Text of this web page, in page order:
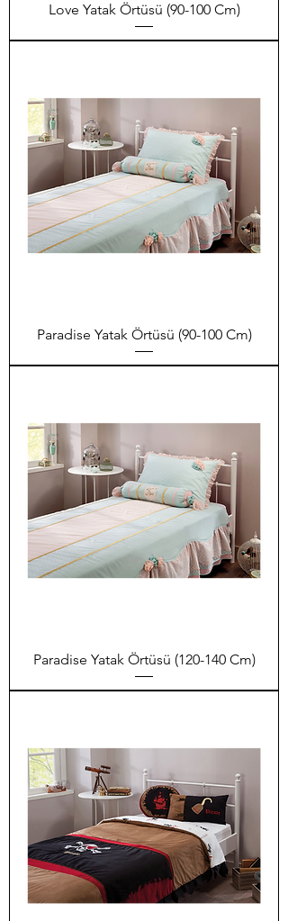
Love Yatak Örtüsü (90-100 Cm)
Paradise Yatak Örtüsü (90-100 Cm)
Paradise Yatak Örtüsü (120-140 Cm)